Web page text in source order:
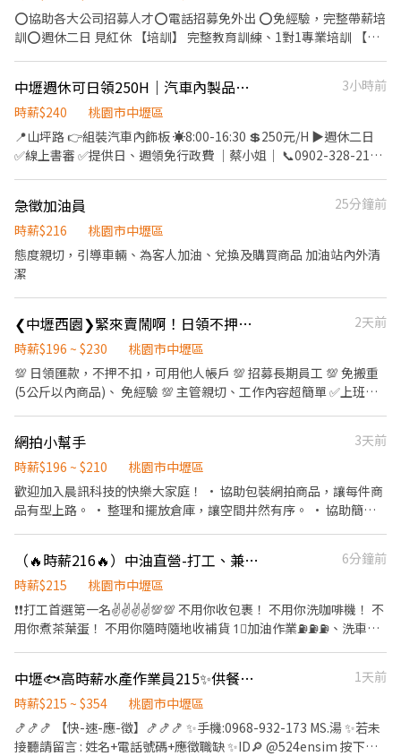
外) 早班、全天班兼職人員每日工作門店會分在3-5間門市排班 晚班
兼職人員每日工作門店會分在1-3間門市排班 (多數區域為2間以內)
4. 須配合蝦皮店到店工作內容調整 5. 偶爾須配合鄰近有人店門市支
援 門市人員上班時間 : 早班:全11:00-19:30、兼職10:30-17:00、
16:15-22:45、18:45-22:45 智取店上班時間: 早班時
薪:07:00~12:00、0730-1230、0800-1300、0830-1330(早班4個時
段任選) 午班時薪:15:00~19:00 晚班時薪:1730~2130、
1800~2200、1830~2230(晚班3個時段任選) 夜班時薪:23:30–03:30
全天班時薪:0700-1330 & 1730-0000，兩頭班 【工-作-地-點】 中
壢實踐 - 智取店 桃園市中壢區實踐路28號1樓 中壢至善 - 智取店 桃
園市中壢區中山東路三段220號1樓 中壢內壢 - 智取店 桃園市中壢區
復華街77號1樓 中壢龍平 - 智取店 桃園市中壢區中正五路186號1樓
中壢復強 - 智取店 桃園市中壢區復華街191號與193號1樓 中壢自強
一街167號1樓 中壢中正 - 智取店 桃園市中壢區中正路四段127號1
樓 中壢中北 - 智取店 桃園市中壢區中北路二段402之1號1樓 中壢中
園 - 智取店 桃園市中壢區中園路28之5號與28之6號1樓 中壢健行 -
智取店 桃園市中壢區健行路218號1樓 中壢華美 - 智取店 桃園市中
壢區華美三路357號1樓 中壢普義 - 智取店 桃園市中壢區普義路229
號1樓 中壢榮安 - 智取店 桃園市中壢區榮安十三街252號1樓 中壢天
祥 - 智取店 桃園市中壢區天祥三街9號1樓 中壢新興 - 智取店 桃園市
中壢區新興路261號 中壢元化 - 智取店 桃園市中壢區元化路103號1
樓 中壢公園店 桃園市中壢區公園路二段133號1樓 中壢慈惠店 桃園
市中壢區慈惠三街39號1樓 中壢義民店 桃園市中壢區義民路二段
141號1樓 中壢松勇店 桃園市中壢區松勇路198號1樓 中壢莊敬店 桃
園市中壢區莊敬路838巷1號1樓 中壢新中二店 桃園市中壢區新中北
路187號1樓 中壢龍昌店 桃園市中壢區龍昌路246-1號1樓 中壢復華
店 桃園市中壢區復華11街56號1樓 中壢福州二店 桃園市中壢區福州
一街246號1樓 中壢龍岡二店 桃園市中壢區龍岡路三段237號1樓 中
壢榮民二店 桃園市中壢區榮民路27-1號1樓 中壢榮民店 桃園市中壢
區榮民南路880號一樓 中壢成章店 桃園市中壢區成章一街170號 中
光店 桃園市中壢區三光路9號 中壢龍岡店 桃園市中壢區龍岡路二段
128號 中壢弘揚店 桃園市中壢區弘揚路5號 中壢福州店 桃園市中壢
區福州路158號 中壢環中店 桃園市中壢區環中東路193號 中壢中山
店 桃園市中壢區中山路296號 -以上地址皆可應徵- ❤️❤️獨家福利，
寫生產報表以追蹤生產產出 【倉管】 1. 負責原物料、半成品等庫存
的控管 2. 負責收料及發料等庫存異動 3. 配合生產線排程進行領料及
輸入 2、物料檢驗報表製作 3、對物料庫存品進行定期抽檢 4、需會
看2D圖面及電子料Marking 5、有PCBA檢驗相關經驗佳 6、需支援
17:30 需配合加班 夜班20:30-05:30 需配合加班 ❤️工作地點:桃園市
大園區高鐵站前西路3段號(大江3分鐘) ❤️薪資福利： 日班時薪$210
日班薪$36960~49000(加班滿44小時,如周六加班更高) 夜班薪
$51260~63340(加班滿44小時,如周六加班更高) 夜班津貼450/日(當
日 見紅休 🎈員工福利🎈 ✅勞保、團保、勞退 ✅免繳福利金0.5% ✅
可周領 用錢沒煩惱 可日領 可周領 日領最高可達1920起 ❣️【快速預
約✚找康彼斯柔伊】❣️ ☑️【線上投遞履歷，將立即與您聯絡】
☑️【請電洽☎0911608280，找柔伊面試】 ☑️【LIN】
@661pongj【請留下 姓名✚電話✚職缺名稱】
⭕️協助各大公司招募人才⭕️電話招募免外出 ⭕️免經驗，完整帶薪培
訓⭕️週休二日 見紅休 【培訓】 完整教育訓練、1對1專業培訓 【環
享有40分鐘有薪舒壓 【升遷】透明化升遷制度,依狀況調薪及升遷
【福利】不定時聚餐、年度國內外員工旅遊 ✦ 到職即可享勞健保、
勞退6％、三節禮品（金） ▬▬▬ ▶|職缺說明|◀ ▬▬▬ ➡️工作地
點：桃園市桃園區德華街32號 ➡️上班時間：08:30~17:30 ➡️休息時
網回覆問題 (3)求職平台刊登職缺上架 (4)員工問題處理/關係維護
(5)每月招募績效達成 (6)主管交代事項處理 ✔️薪資待遇:➞【時薪
$210】起薪$36,960～ ✔️過培訓期含獎金【薪優9萬】 ｜業績獎金
｜年終獎金｜生日禮金｜ ｜員工旅遊｜部門聚餐｜年度特休｜
▬▬▬ ▶｜快速應徵｜◀ ▬▬▬ 【加好友報名】@718dcrid 周小
姊立即回覆 【點擊快速✚好友】https://lin.ee/nsf2q2B 【請留下
姓名✚電話✚職缺截圖】 【或電洽☎】0955028592 周’s 諮詢
中壢週休可日領250H｜汽車內製品組裝工業🚗名額有限❤️‍🔥
3小時前
時薪$240
桃園市中壢區
📍山坪路 👉組裝汽車內飾板 ☀️8:00-16:30 💲250元/H ▶️週休二日
✅線上書審 ✅提供日、週領免行政費 ｜蔡小姐｜ 📞0902-328-212
急徵加油員
25分鐘前
時薪$216
桃園市中壢區
態度親切，引導車輛、為客人加油、兌換及購買商品 加油站內外清
潔
❮中壢西園❯緊來賣鬧啊！日領不押扣！知名藥妝理貨/工作輕鬆
2天前
時薪$196 ~ $230
桃園市中壢區
💯 日領匯款，不押不扣，可用他人帳戶 💯 招募長期員工 💯 免搬重
(5公斤以內商品)、 免經驗 💯 主管親切、工作內容超簡單 ✅上班地
09:00-17:30 ♥B班理貨：12:00-18:30 ♥B班堆高機：12:30-21:00
(額滿) （A班：中途休一小時，不供餐不計薪、廠區有販賣機） （B
班：中途休30分鐘，不供餐不計薪、廠區有販賣機） ✅時薪： A班
理貨-(額滿) B班理貨-日、週＄１９６月：２００ (需配合周出勤五
久任獎金 ✅堆高機人員須持有一年內回訓證照 ----------------------
----------------- ███【快速應徵】 ███ 搜尋官方帳號：
@474inhfw 建華人力-小茹，要加小老鼠喔～
網拍小幫手
3天前
時薪$196 ~ $210
桃園市中壢區
歡迎加入晨訊科技的快樂大家庭！ • 協助包裝網拍商品，讓每件商
品有型上路。 • 整理和擺放倉庫，讓空間井然有序。 • 協助簡單
環境，氣氛和樂沒壓力。 • 團隊互助新手也OK。 沒經驗也完全沒
關係，放心來試一試吧！
（🔥時薪216🔥）中油直營-打工、兼職首選中工二站徵早、中、晚班
6分鐘前
時薪$215
桃園市中壢區
❗️❗️打工首選第一名✌️✌️✌️✌️💯💯 不用你收包裹！ 不用你洗咖啡機！ 不
用你煮茶葉蛋！ 不用你隨時隨地收補貨 1⃣️加油作業⛽️⛽️⛽️、洗車服
值班站長安排👀 5⃣️歡迎二度就業者應徵👊👊👊 6⃣️享勞健保、國定假
日出勤加倍✅ 7⃣️無經驗可✅ 8️⃣做滿③年即有考取儲備幹部資格成為
油人👍👨‍💼🧑‍💼 🌞早班時間為7:00:12:00 🌛中班時間為12:00-17:00
🌛晚班時間為17:00-24:00 薪資試算🤫🤫 1天最多10hr💪 上滿8小後
中壢🐟高時薪水產作業員215✨供餐✨免經驗✨周休✨書審通過即錄取✨ 可日週領-U
1天前
時薪$215 ~ $354
桃園市中壢區
🍤🍤🍤 【快-速-應-徵】🍤🍤🍤 ✨手機:0968-932-173 MS.湯 ✨若未
接聽請留言 : 姓名+電話號碼+應徵職缺 ✨ID🔎 @524ensim 按下歡